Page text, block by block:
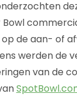
de aan- of
werden de
van de